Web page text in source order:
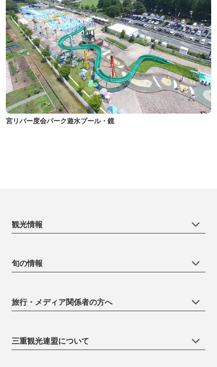
宮リバー度会パーク遊水プール・鏡
観光情報
旬の情報
旅行・メディア関係者の方へ
三重観光連盟について